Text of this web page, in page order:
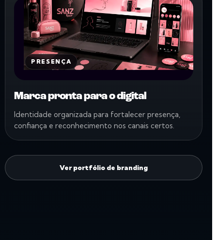
PRESENÇA
Marca pronta para o digital
Identidade organizada para fortalecer presença,
confiança e reconhecimento nos canais certos.
Ver portfólio de branding